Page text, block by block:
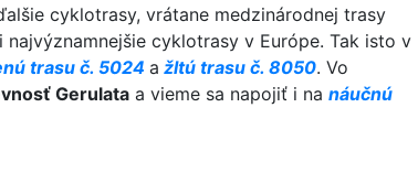
cyklotrasy, vrátane medzinárodnej trasy
cyklotrasy v Európe. Tak isto v
trasu č. 5024 a žltú trasu č. 8050. Vo
Gerulata a vieme sa napojiť i na náučnú